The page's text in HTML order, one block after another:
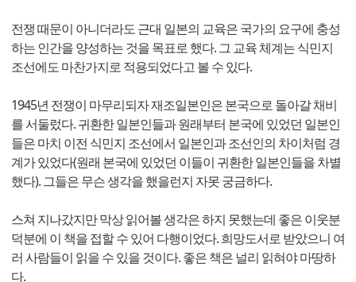
전쟁 때문이 아니더라도 근대 일본의 교육은 국가의 요구에 충성
하는 인간을 양성하는 것을 목표로 했다. 그 교육 체계는 식민지
조선에도 마찬가지로 적용되었다고 볼 수 있다.
1945년 전쟁이 마무리되자 재조일본인은 본국으로 돌아갈 채비
를 서둘렀다. 귀환한 일본인들과 원래부터 본국에 있었던 일본인
들은 마치 이전 식민지 조선에서 일본인과 조선인의 차이처럼 경
계가 있었다(원래 본국에 있었던 이들이 귀환한 일본인들을 차별
했다). 그들은 무슨 생각을 했을런지 자못 궁금하다.
스쳐 지나갔지만 막상 읽어볼 생각은 하지 못했는데 좋은 이웃분
덕분에 이 책을 접할 수 있어 다행이었다. 희망도서로 받았으니 여
러 사람들이 읽을 수 있을 것이다. 좋은 책은 널리 읽혀야 마땅하
다.